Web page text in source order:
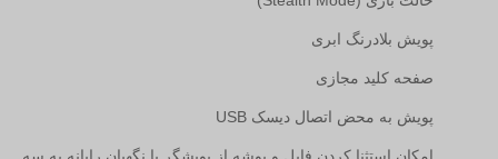
پویش بلادرنگ ابری
صفحه کلید مجازی
پویش به محض اتصال دیسک USB